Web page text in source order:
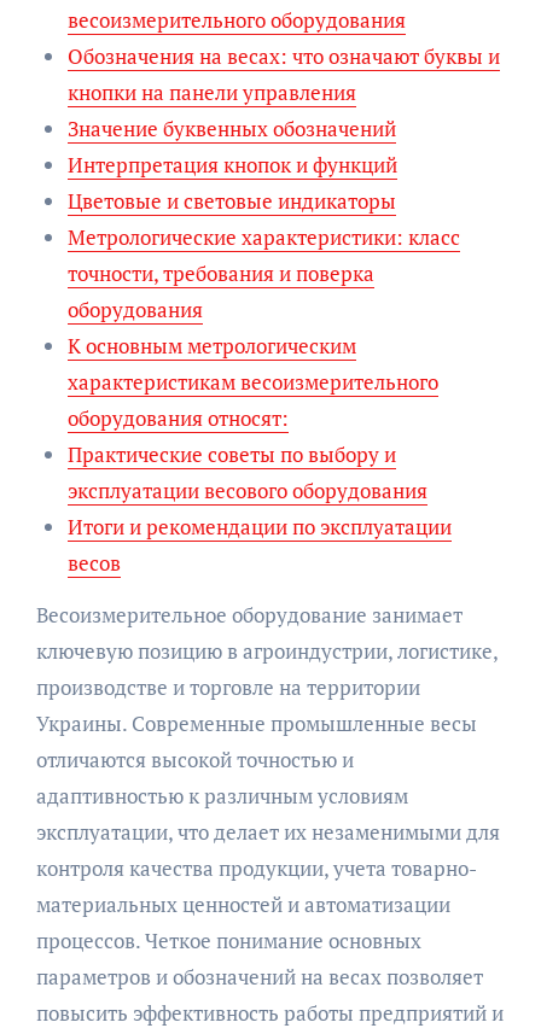
весоизмерительного оборудования
Обозначения на весах: что означают буквы и
кнопки на панели управления
Значение буквенных обозначений
Интерпретация кнопок и функций
Цветовые и световые индикаторы
Метрологические характеристики: класс
точности, требования и поверка
оборудования
К основным метрологическим
характеристикам весоизмерительного
оборудования относят:
Практические советы по выбору и
эксплуатации весового оборудования
Итоги и рекомендации по эксплуатации
весов
Весоизмерительное оборудование занимает
ключевую позицию в агроиндустрии, логистике,
производстве и торговле на территории
Украины. Современные промышленные весы
отличаются высокой точностью и
адаптивностью к различным условиям
эксплуатации, что делает их незаменимыми для
контроля качества продукции, учета товарно-
материальных ценностей и автоматизации
процессов. Четкое понимание основных
параметров и обозначений на весах позволяет
повысить эффективность работы предприятий и